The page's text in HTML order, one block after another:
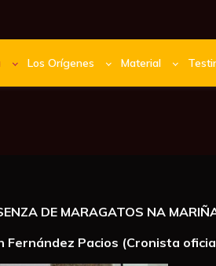
Los Orígenes Material
DE MARAGATOS NA
Fernández Pacios (Cronista